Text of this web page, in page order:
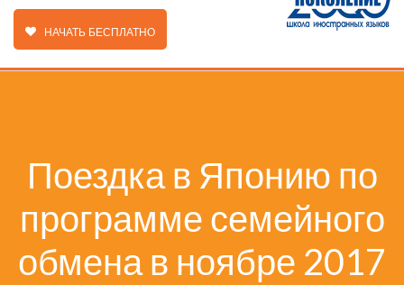
Toggle
ЗАКАЗАТЬ ЗВОНОК
НАЧАТЬ БЕСПЛАТНО
Поездка в Японию по
программе семейного
обмена в ноябре 2017